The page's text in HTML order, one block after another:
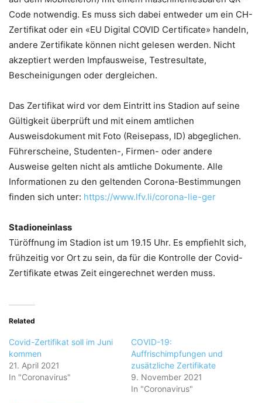
Code notwendig. Es muss sich dabei entweder um ein CH-
Zertifikat oder ein «EU Digital COVID Certificate» handeln,
andere Zertifikate können nicht gelesen werden. Nicht
akzeptiert werden Impfausweise, Testresultate,
Bescheinigungen oder dergleichen.
Das Zertifikat wird vor dem Eintritt ins Stadion auf seine
Gültigkeit überprüft und mit einem amtlichen
Ausweisdokument mit Foto (Reisepass, ID) abgeglichen.
Führerscheine, Studenten-, Firmen- oder andere
Ausweise gelten nicht als amtliche Dokumente. Alle
Informationen zu den geltenden Corona-Bestimmungen
finden sich unter: https://www.lfv.li/corona-lie-ger
Stadioneinlass
Türöffnung im Stadion ist um 19.15 Uhr. Es empfiehlt sich,
frühzeitig vor Ort zu sein, da für die Kontrolle der Covid-
Zertifikate etwas Zeit eingerechnet werden muss.
Related
Covid-Zertifikat soll im Juni
kommen
21. April 2021
In "Coronavirus"
COVID-19:
Auffrischimpfungen und
zusätzliche Zertifikate
9. November 2021
In "Coronavirus"